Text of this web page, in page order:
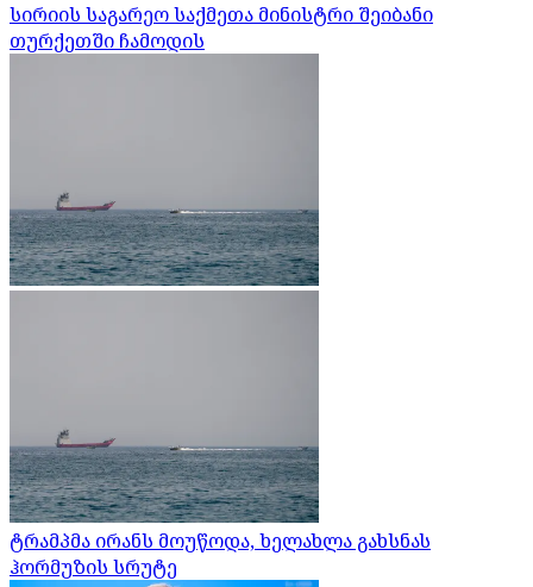
სირიის საგარეო საქმეთა მინისტრი შეიბანი
თურქეთში ჩამოდის
ტრამპმა ირანს მოუწოდა, ხელახლა გახსნას
ჰორმუზის სრუტე